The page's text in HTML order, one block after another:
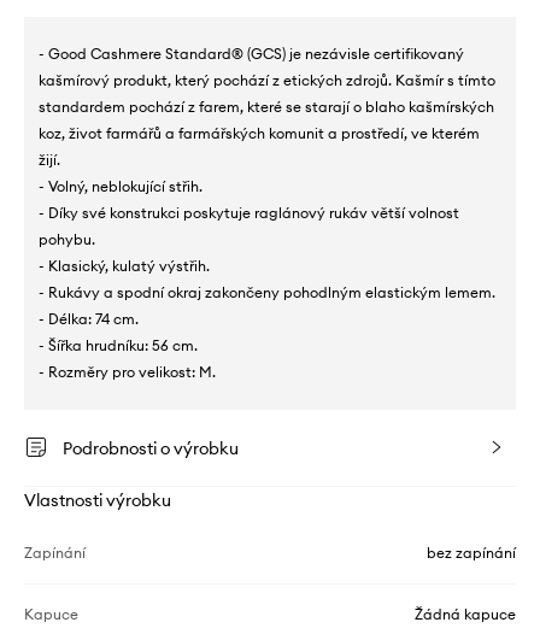
- Good Cashmere Standard® (GCS) je nezávisle certifikovaný
kašmírový produkt, který pochází z etických zdrojů. Kašmír s tímto
standardem pochází z farem, které se starají o blaho kašmírských
koz, život farmářů a farmářských komunit a prostředí, ve kterém
žijí.
- Volný, neblokující střih.
- Díky své konstrukci poskytuje raglánový rukáv větší volnost
pohybu.
- Klasický, kulatý výstřih.
- Rukávy a spodní okraj zakončeny pohodlným elastickým lemem.
- Délka: 74 cm.
- Šířka hrudníku: 56 cm.
- Rozměry pro velikost: M.
Podrobnosti o výrobku
Vlastnosti výrobku
Zapínání bez zapínání
Kapuce Žádná kapuce